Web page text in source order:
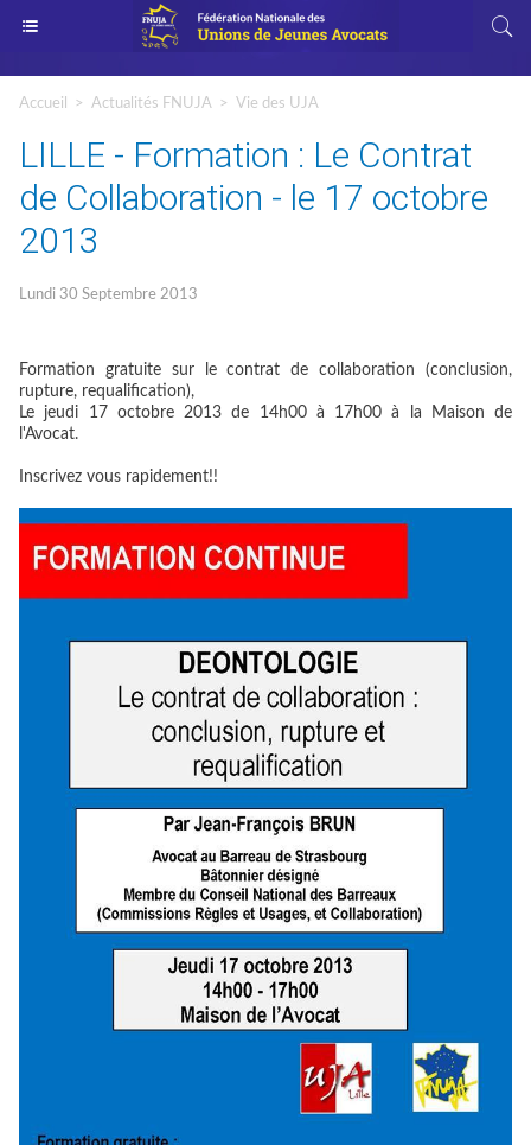
Accueil > Actualités FNUJA > Vie des UJA
LILLE - Formation : Le Contrat
de Collaboration - le 17 octobre
2013
Lundi 30 Septembre 2013
Formation gratuite sur le contrat de collaboration (conclusion,
rupture, requalification),
Le jeudi 17 octobre 2013 de 14h00 à 17h00 à la Maison de
l'Avocat.
Inscrivez vous rapidement!!